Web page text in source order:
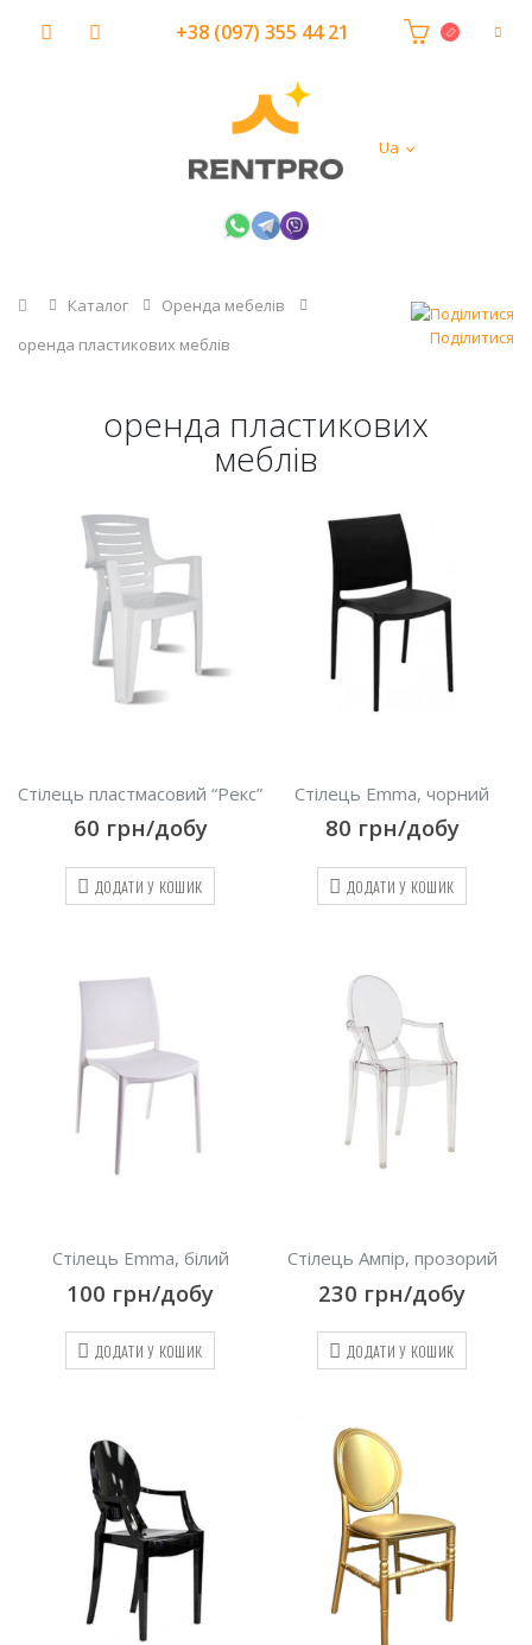
Ua
+38 (097) 355 44 21
Головна
Каталог
Оренда мебелів
оренда пластикових меблів
Поділитися
оренда пластикових
меблів
Стілець пластмасовий “Рекс”
60 грн/добу
ДОДАТИ У КОШИК
Cтілець Emma, чорний
80 грн/добу
ДОДАТИ У КОШИК
Cтілець Emma, білий
100 грн/добу
ДОДАТИ У КОШИК
Стілець Ампір, прозорий
230 грн/добу
ДОДАТИ У КОШИК